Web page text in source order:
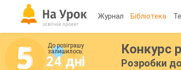
Журнал Бібліотека
До розіграшу
залишилось:
24 дні
Конкурс
Розробки